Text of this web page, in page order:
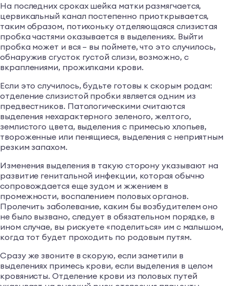
На последних сроках шейка матки размягчается,
цервикальный канал постепенно приоткрывается,
таким образом, потихоньку отделяющаяся слизистая
пробка частями оказывается в выделениях. Выйти
пробка может и вся – вы поймете, что это случилось,
обнаружив сгусток густой слизи, возможно, с
вкраплениями, прожилками крови.
Если это случилось, будьте готовы к скорым родам:
отделение слизистой пробки является одним из
предвестников. Патологическими считаются
выделения нехарактерного зеленого, желтого,
землистого цвета, выделения с примесью хлопьев,
твороженные или пенящиеся, выделения с неприятным
резким запахом.
Изменения выделения в такую сторону указывают на
развитие генитальной инфекции, которая обычно
сопровождается еще зудом и жжением в
промежности, воспалением половых органов.
Пролечить заболевание, каким бы возбудителем оно
не было вызвано, следует в обязательном порядке, в
ином случае, вы рискуете «поделиться» им с малышом,
когда тот будет проходить по родовым путям.
Сразу же звоните в скорую, если заметили в
выделениях примесь крови, если выделения в целом
кровянисты. Отделение крови из половых путей